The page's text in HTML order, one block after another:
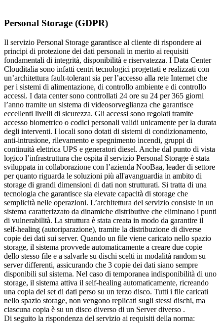
Personal Storage (GDPR)
Il servizio Personal Storage garantisce al cliente di rispondere ai
principi di protezione dei dati personali in merito ai requisiti
fondamentali di integrità, disponibilità e riservatezza. I Data Center
Clouditalia sono infatti centri tecnologici progettati e realizzati con
un’architettura fault-tolerant sia per l’accesso alla rete Internet che
per i sistemi di alimentazione, di controllo ambiente e di controllo
accessi. I data center sono controllati 24 ore su 24 per 365 giorni
l’anno tramite un sistema di videosorveglianza che garantisce
eccellenti livelli di sicurezza. Gli accessi sono regolati tramite
accesso biometrico o codici personali validi unicamente per la durata
degli interventi. I locali sono dotati di sistemi di condizionamento,
anti-intrusione, rilevamento e spegnimento incendi, gruppi di
continuità elettrica UPS e generatori diesel. Anche dal punto di vista
logico l’infrastruttura che ospita il servizio Personal Storage è stata
sviluppata in collaborazione con l’azienda NooBaa, leader di settore
per quanto riguarda le soluzioni più all'avanguardia in ambito di
storage di grandi dimensioni di dati non strutturati. Si tratta di una
tecnologia che garantisce sia elevate capacità di storage che
semplicità nelle operazioni. L’architettura del servizio consiste in un
sistema caratterizzato da dinamiche distributive che eliminano i punti
di vulnerabilità. La struttura è stata creata in modo da garantire il
self-healing (autoriparazione), tramite la distribuzione di diverse
copie dei dati sui server. Quando un file viene caricato nello spazio
storage, il sistema provvede automaticamente a creare due copie
dello stesso file e a salvarle su dischi scelti in modalità random su
server differenti, assicurando che 3 copie dei dati siano sempre
disponibili sul sistema. Nel caso di temporanea indisponibilità di uno
storage, il sistema attiva il self-healing automaticamente, ricreando
una copia del set di dati perso su un terzo disco. Tutti i file caricati
nello spazio storage, non vengono replicati sugli stessi dischi, ma
ciascuna copia è su un disco diverso di un Server diverso .
Di seguito la rispondenza del servizio ai requisiti della norma: